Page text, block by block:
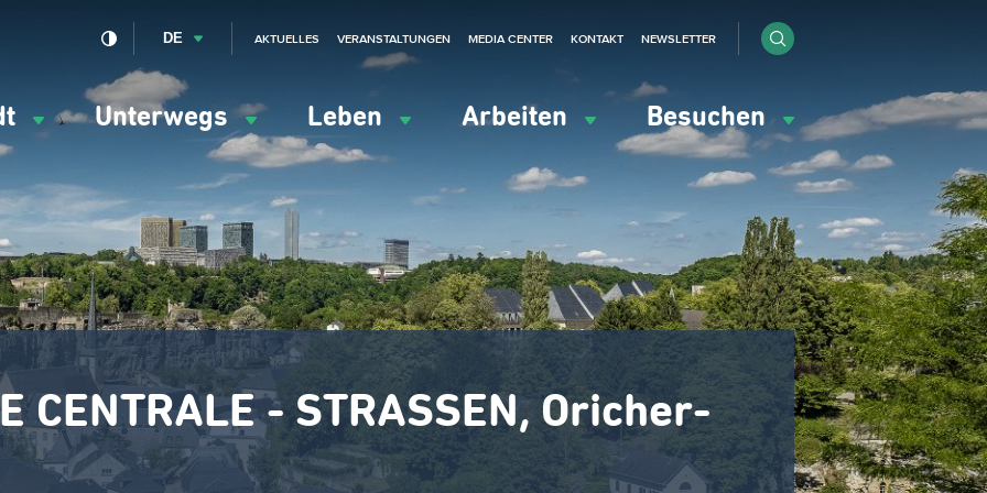
Unterwegs Leben Arbeiten Besuchen
DE AKTUELLES VERANSTALTUNGEN MEDIA CENTER KONTAKT NEWSLETTER
CENTRALE - STRASSEN, Oricher-